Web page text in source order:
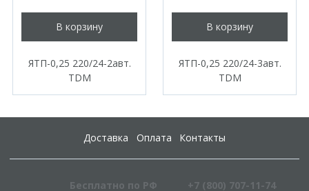
В корзину
ЯТП-0,25 220/24-2авт.
TDM
В корзину
ЯТП-0,25 220/24-3авт.
TDM
Доставка Оплата Контакты
Бесплатно по РФ +7 (800) 707-11-74